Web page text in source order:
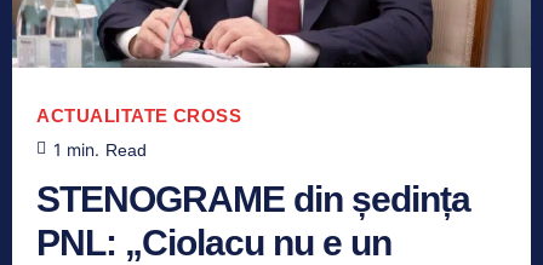
ACTUALITATE CROSS
1 min. Read
STENOGRAME din ședința
PNL: „Ciolacu nu e un